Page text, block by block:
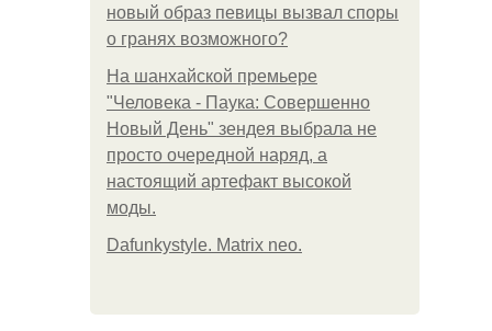
новый образ певицы вызвал споры
о гранях возможного?
На шанхайской премьере
"Человека - Паука: Совершенно
Новый День" зендея выбрала не
просто очередной наряд, а
настоящий артефакт высокой
моды.
Dafunkystyle. Matrix neo.